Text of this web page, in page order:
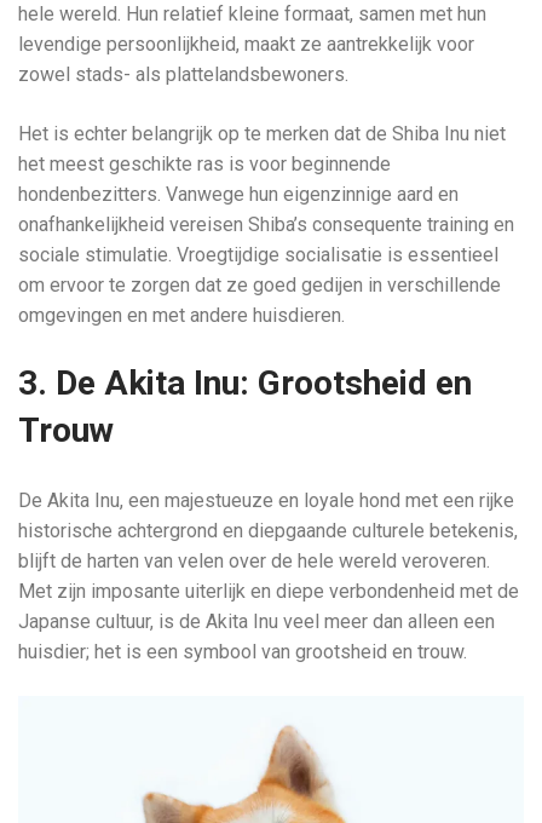
hele wereld. Hun relatief kleine formaat, samen met hun
levendige persoonlijkheid, maakt ze aantrekkelijk voor
zowel stads- als plattelandsbewoners.
Het is echter belangrijk op te merken dat de Shiba Inu niet
het meest geschikte ras is voor beginnende
hondenbezitters. Vanwege hun eigenzinnige aard en
onafhankelijkheid vereisen Shiba’s consequente training en
sociale stimulatie. Vroegtijdige socialisatie is essentieel
om ervoor te zorgen dat ze goed gedijen in verschillende
omgevingen en met andere huisdieren.
3. De Akita Inu: Grootsheid en
Trouw
De Akita Inu, een majestueuze en loyale hond met een rijke
historische achtergrond en diepgaande culturele betekenis,
blijft de harten van velen over de hele wereld veroveren.
Met zijn imposante uiterlijk en diepe verbondenheid met de
Japanse cultuur, is de Akita Inu veel meer dan alleen een
huisdier; het is een symbool van grootsheid en trouw.